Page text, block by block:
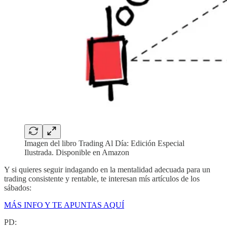
Imagen del libro Trading Al Día: Edición Especial
Ilustrada. Disponible en Amazon
Y si quieres seguir indagando en la mentalidad adecuada para un
trading consistente y rentable, te interesan mís artículos de los
sábados:
MÁS INFO Y TE APUNTAS AQUÍ
PD: